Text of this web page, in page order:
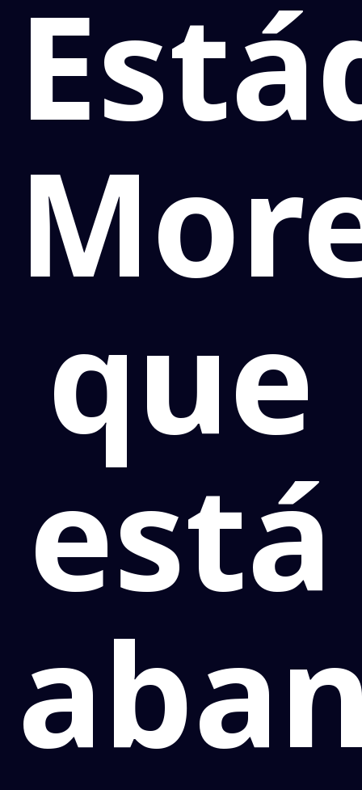
que
está